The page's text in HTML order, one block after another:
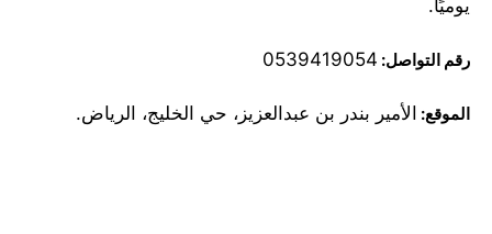
يوميًا.
رقم التواصل: 0539419054
الموقع: الأمير بندر بن عبدالعزيز، حي الخليج، الرياض.